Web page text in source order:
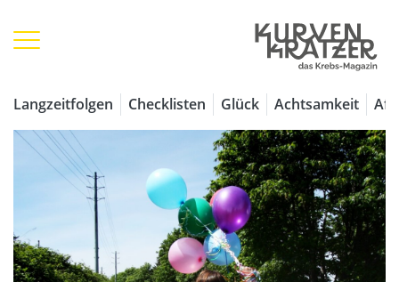
Langzeitfolgen Checklisten Glück Achtsamkeit